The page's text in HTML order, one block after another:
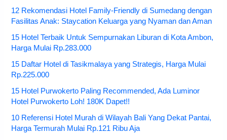
12 Rekomendasi Hotel Family-Friendly di Sumedang dengan
Fasilitas Anak: Staycation Keluarga yang Nyaman dan Aman
15 Hotel Terbaik Untuk Sempurnakan Liburan di Kota Ambon,
Harga Mulai Rp.283.000
15 Daftar Hotel di Tasikmalaya yang Strategis, Harga Mulai
Rp.225.000
15 Hotel Purwokerto Paling Recommended, Ada Luminor
Hotel Purwokerto Loh! 180K Dapet!!
10 Referensi Hotel Murah di Wilayah Bali Yang Dekat Pantai,
Harga Termurah Mulai Rp.121 Ribu Aja